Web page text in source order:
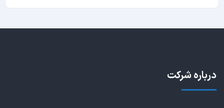
درباره شرکت